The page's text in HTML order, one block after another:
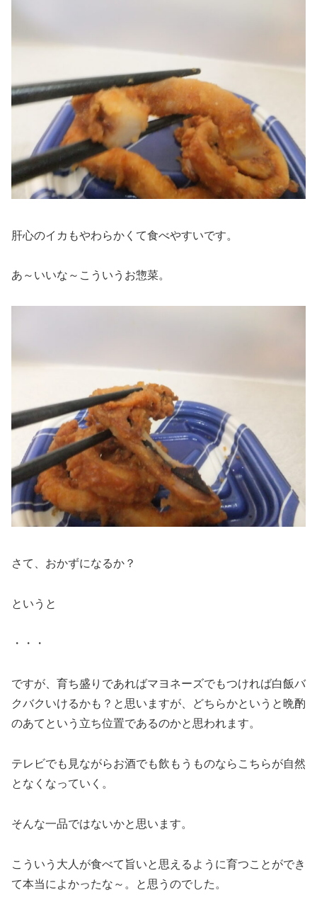
肝心のイカもやわらかくて食べやすいです。
あ～いいな～こういうお惣菜。
さて、おかずになるか？
というと
・・・
ですが、育ち盛りであればマヨネーズでもつければ白飯バ
クバクいけるかも？と思いますが、どちらかというと晩酌
のあてという立ち位置であるのかと思われます。
テレビでも見ながらお酒でも飲もうものならこちらが自然
となくなっていく。
そんな一品ではないかと思います。
こういう大人が食べて旨いと思えるように育つことができ
て本当によかったな～。と思うのでした。